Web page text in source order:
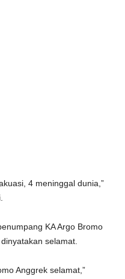
4 meninggal dunia,”
KA Argo Bromo
selamat.
Anggrek selamat,”